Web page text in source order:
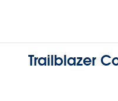
Trailblazer